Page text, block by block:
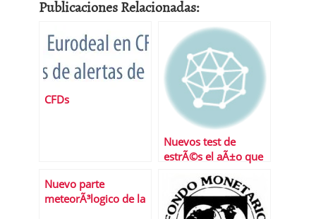
Publicaciones Relacionadas:
CFDs
Nuevos test de
estrÃ©s el aÃ±o que
Nuevo parte
meteorÃ³logico de la